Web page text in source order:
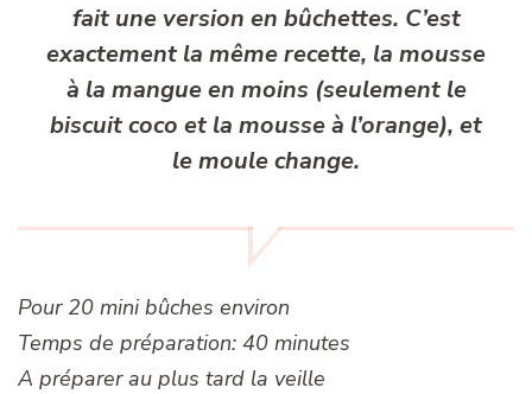
fait une version en bûchettes. C’est
exactement la même recette, la mousse
à la mangue en moins (seulement le
biscuit coco et la mousse à l’orange), et
le moule change.
Pour 20 mini bûches environ
Temps de préparation: 40 minutes
A préparer au plus tard la veille